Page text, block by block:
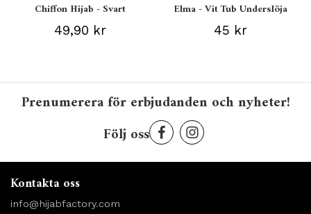
Chiffon Hijab - Svart
49,90 kr
Elma - Vit Tub Underslöja
45 kr
Prenumerera för erbjudanden och nyheter!
Följ oss
Kontakta oss
info@hijabfactory.com